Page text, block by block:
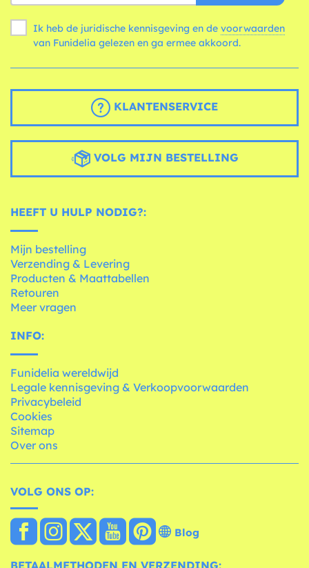
Ik heb de juridische kennisgeving en de voorwaarden
van Funidelia gelezen en ga ermee akkoord.
KLANTENSERVICE
VOLG MIJN BESTELLING
HEEFT U HULP NODIG?:
Mijn bestelling
Verzending & Levering
Producten & Maattabellen
Retouren
Meer vragen
INFO:
Funidelia wereldwijd
Legale kennisgeving & Verkoopvoorwaarden
Privacybeleid
Cookies
Sitemap
Over ons
VOLG ONS OP:
Blog